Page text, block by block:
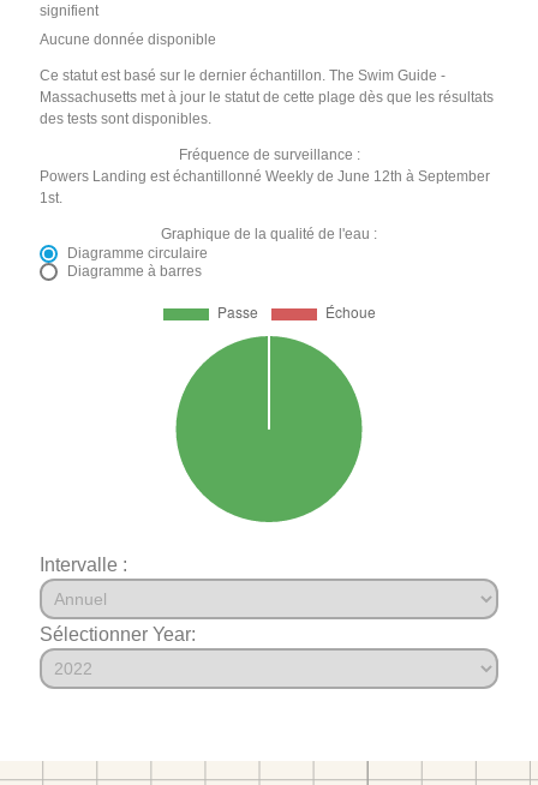
signifient
Aucune donnée disponible
Ce statut est basé sur le dernier échantillon. The Swim Guide -
Massachusetts met à jour le statut de cette plage dès que les résultats
des tests sont disponibles.
Fréquence de surveillance :
Powers Landing est échantillonné Weekly de June 12th à September
1st.
Graphique de la qualité de l'eau :
Diagramme circulaire
Diagramme à barres
Intervalle :
Sélectionner Year: